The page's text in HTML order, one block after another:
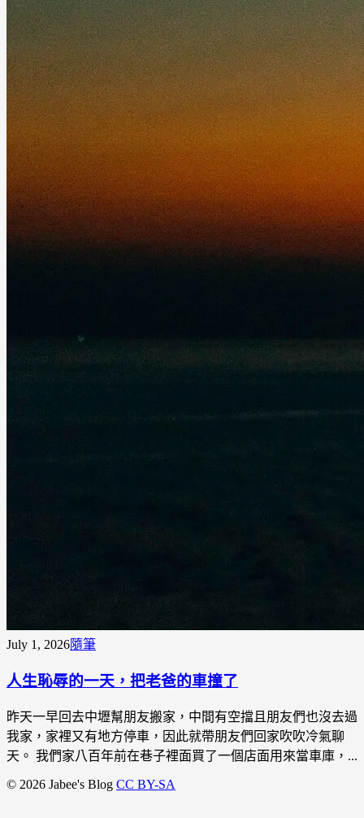
July 1, 2026隨筆
人生恥辱的一天，把老爸的車撞了
昨天一早回去中壢幫朋友搬家，中間有空擋且朋友們也沒去過
我家，家裡又有地方停車，因此就帶朋友們回家吹吹冷氣聊
天。 我們家八百年前在巷子裡面買了一個店面用來當車庫，...
© 2026 Jabee's Blog CC BY-SA